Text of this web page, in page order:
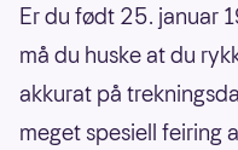
Er du født 25. januar
må du huske at du
akkurat på
meget spesiell feiring